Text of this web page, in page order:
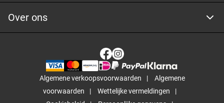
Over ons
Algemene verkoopsvoorwaarden
Algemene
voorwaarden
Wettelijke vermeldingen